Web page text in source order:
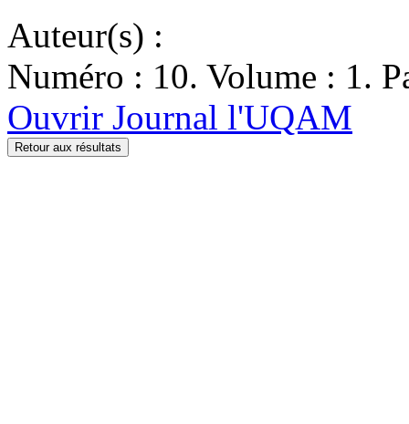
Auteur(s) :
Numéro : 10. Volume : 1.
Ouvrir Journal l'UQAM
Retour aux résultats